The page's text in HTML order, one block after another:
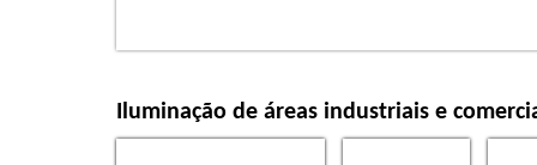
Iluminação de áreas industriais e